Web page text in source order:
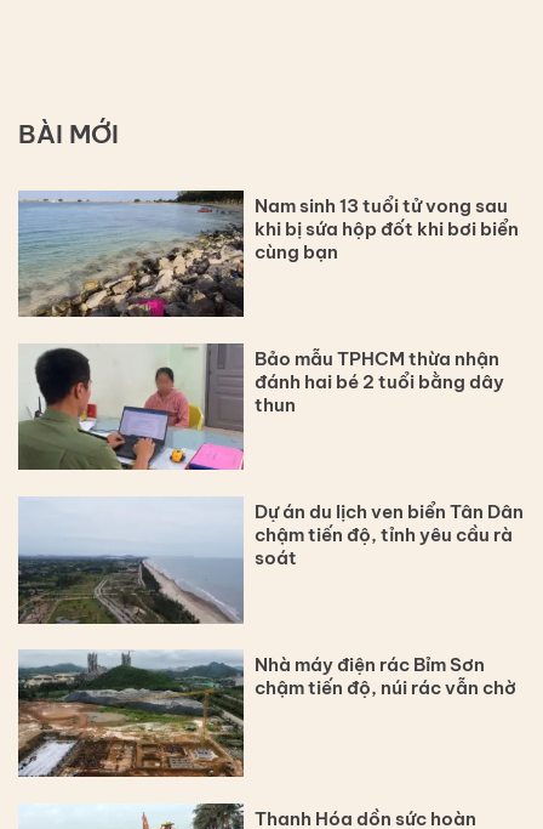
BÀI MỚI
Nam sinh 13 tuổi tử vong sau
khi bị sứa hộp đốt khi bơi biển
cùng bạn
Bảo mẫu TPHCM thừa nhận
đánh hai bé 2 tuổi bằng dây
thun
Dự án du lịch ven biển Tân Dân
chậm tiến độ, tỉnh yêu cầu rà
soát
Nhà máy điện rác Bỉm Sơn
chậm tiến độ, núi rác vẫn chờ
Thanh Hóa dồn sức hoàn